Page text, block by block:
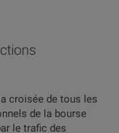
croisée de tous les
de la bourse
le trafic des